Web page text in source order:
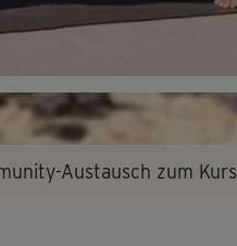
Austausch zum Kurs